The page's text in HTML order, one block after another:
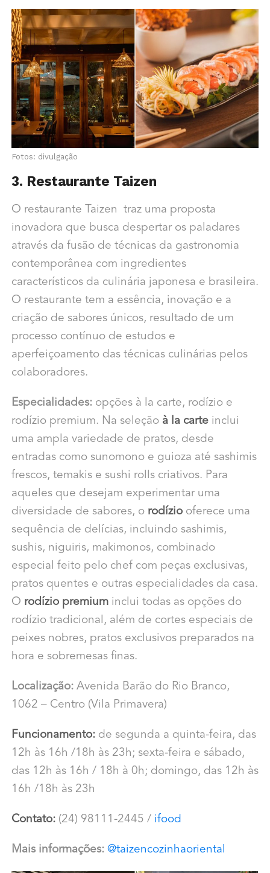
Fotos: divulgação
3. Restaurante Taizen
O restaurante Taizen traz uma proposta
inovadora que busca despertar os paladares
através da fusão de técnicas da gastronomia
contemporânea com ingredientes
característicos da culinária japonesa e brasileira.
O restaurante tem a essência, inovação e a
criação de sabores únicos, resultado de um
processo contínuo de estudos e
aperfeiçoamento das técnicas culinárias pelos
colaboradores.
Especialidades: opções à la carte, rodízio e
rodízio premium. Na seleção à la carteinclui
uma ampla variedade de pratos, desde
entradas como sunomono e guioza até sashimis
frescos, temakis e sushi rolls criativos. Para
aqueles que desejam experimentar uma
diversidade de sabores, orodíziooferece uma
sequência de delícias, incluindo sashimis,
sushis, niguiris, makimonos, combinado
especial feito pelo chef com peças exclusivas,
pratos quentes e outras especialidades da casa.
O rodízio premiuminclui todas as opções do
rodízio tradicional, além de cortes especiais de
peixes nobres, pratos exclusivos preparados na
hora e sobremesas finas.
Localização: Avenida Barão do Rio Branco,
1062 – Centro (Vila Primavera)
Funcionamento: de segunda a quinta-feira, das
12h às 16h /18h às 23h; sexta-feira e sábado,
das 12h às 16h / 18h à 0h; domingo, das 12h às
16h /18h às 23h
Contato: (24) 98111-2445 / ifood
Mais informações: @taizencozinhaoriental